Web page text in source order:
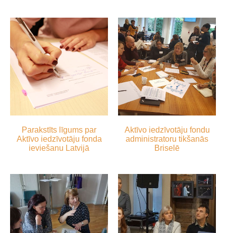
Parakstīts līgums par
Aktīvo iedzīvotāju fonda
ieviešanu Latvijā
Aktīvo iedzīvotāju fondu
administratoru tikšanās
Briselē